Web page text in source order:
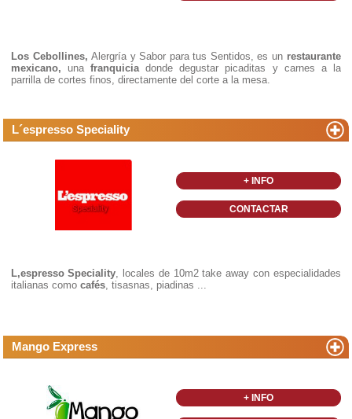
Los Cebollines, Alergría y Sabor para tus Sentidos, es un restaurante
mexicano, una franquicia donde degustar picaditas y carnes a la
parrilla de cortes finos, directamente del corte a la mesa.
L´espresso Speciality
+ INFO
CONTACTAR
L,espresso Speciality , locales de 10m2 take away con especialidades
italianas como cafés , tisasnas, piadinas ...
Mango Express
+ INFO